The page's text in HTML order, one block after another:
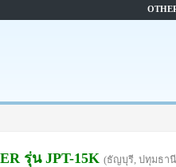
รุ่น JPT-15K (ธัญบุรี, ปทุมธา